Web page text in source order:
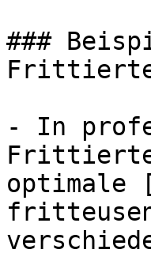
###
- In
optimale